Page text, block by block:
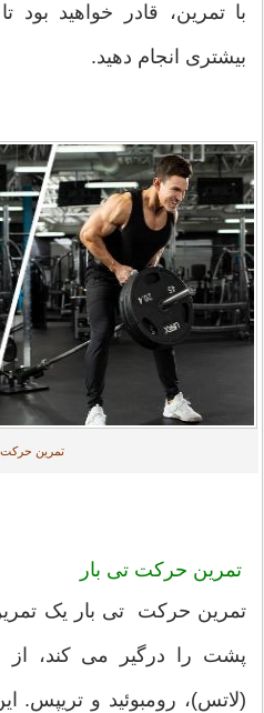
با تمرین، قادر خواهید
بیشتری انجام دهید.
تمرین حرکت
تمرین حرکت تی بار
تمرین حرکت تی بار یک
پشت را درگیر می کند، از
(لاتس)، رومبوئید و تریپس.